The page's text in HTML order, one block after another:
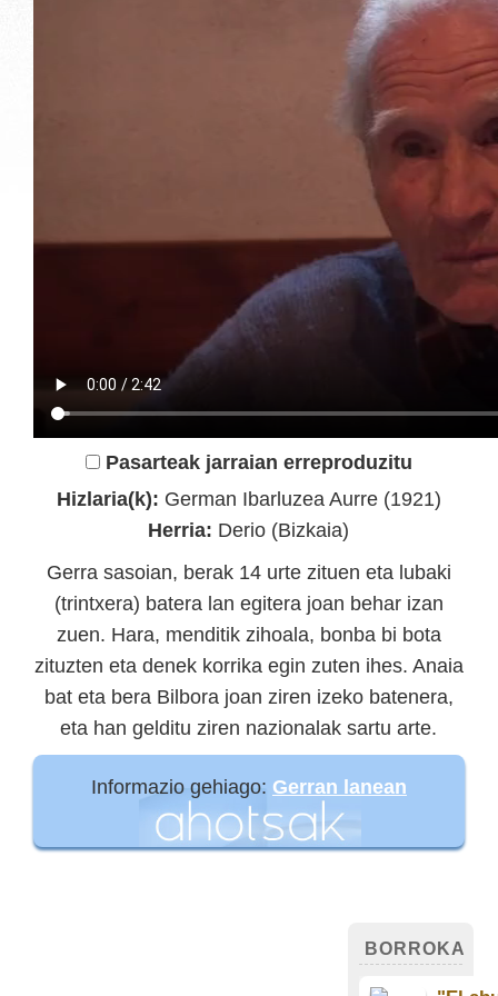
Pasarteak jarraian erreproduzitu
Hizlaria(k): German Ibarluzea Aurre (1921)
Herria: Derio (Bizkaia)
Gerra sasoian, berak 14 urte zituen eta lubaki
(trintxera) batera lan egitera joan behar izan
zuen. Hara, menditik zihoala, bonba bi bota
zituzten eta denek korrika egin zuten ihes. Anaia
bat eta bera Bilbora joan ziren izeko batenera,
eta han gelditu ziren nazionalak sartu arte.
Informazio gehiago: Gerran lanean
BORROKA